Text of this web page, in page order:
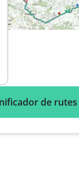
de rutes